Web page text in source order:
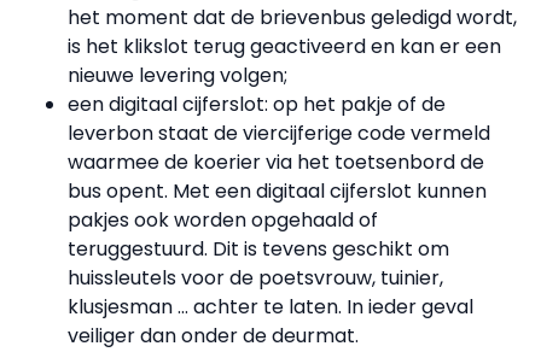
het moment dat de brievenbus geledigd wordt,
is het klikslot terug geactiveerd en kan er een
nieuwe levering volgen;
een digitaal cijferslot: op het pakje of de
leverbon staat de viercijferige code vermeld
waarmee de koerier via het toetsenbord de
bus opent. Met een digitaal cijferslot kunnen
pakjes ook worden opgehaald of
teruggestuurd. Dit is tevens geschikt om
huissleutels voor de poetsvrouw, tuinier,
klusjesman ... achter te laten. In ieder geval
veiliger dan onder de deurmat.